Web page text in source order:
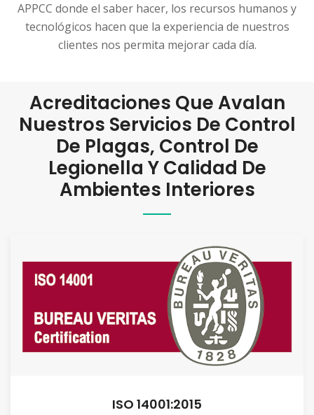
APPCC donde el saber hacer, los recursos humanos y
tecnológicos hacen que la experiencia de nuestros
clientes nos permita mejorar cada día.
Acreditaciones Que Avalan
Nuestros Servicios De Control
De Plagas, Control De
Legionella Y Calidad De
Ambientes Interiores
ISO 14001:2015